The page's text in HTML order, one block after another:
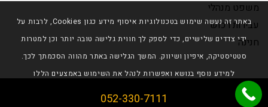
משפט מנהלי
עבירות רכוש
חנינה
© כל הזכויות שמורות לטליה גרידיש |
באתר זה נעשה שימוש בטכנולוגיות איסוף מידע כגון Cookies, לרבות על
ידי צדדים שלישיים, כדי לספק לך חווית גלישה טובה יותר וכן למטרות
סטטיסטיקה, איפיון ושיווק. המשך הגלישה באתר מהווה הסכמתך לכך.
למידע נוסף בנושא ואפשרות לנהל את השימוש באמצעים הללו
הבנתי מדיניות פרטיות